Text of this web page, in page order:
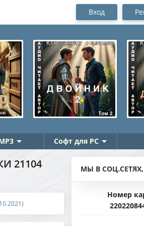
Вход
Софт для PC
21104 МЫ В
Номер